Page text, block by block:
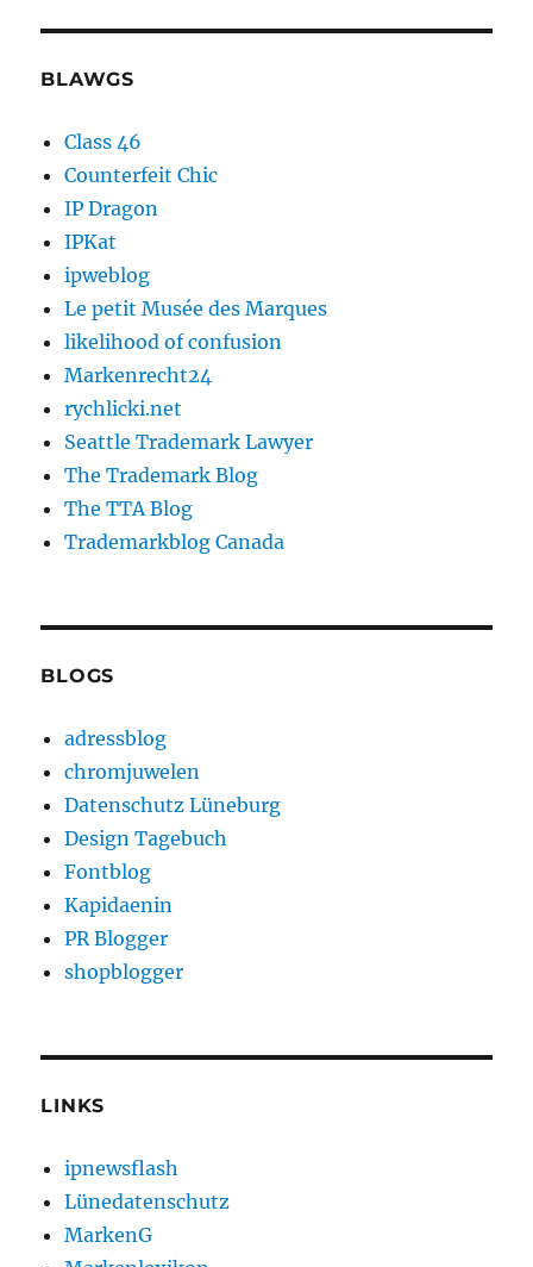
BLAWGS
Class 46
Counterfeit Chic
IP Dragon
IPKat
ipweblog
Le petit Musée des Marques
likelihood of confusion
Markenrecht24
rychlicki.net
Seattle Trademark Lawyer
The Trademark Blog
The TTA Blog
Trademarkblog Canada
BLOGS
adressblog
chromjuwelen
Datenschutz Lüneburg
Design Tagebuch
Fontblog
Kapidaenin
PR Blogger
shopblogger
LINKS
ipnewsflash
Lünedatenschutz
MarkenG